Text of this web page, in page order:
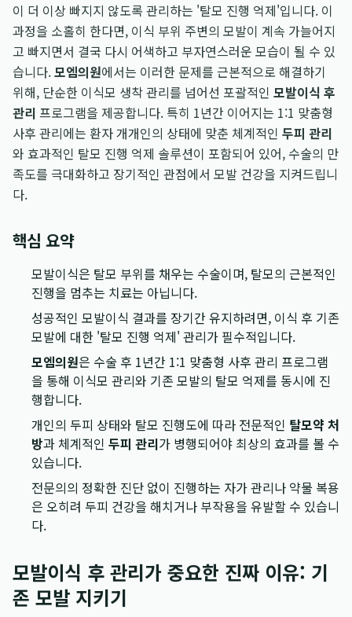
이 더 이상 빠지지 않도록 관리하는 '탈모 진행 억제'입니다. 이
과정을 소홀히 한다면, 이식 부위 주변의 모발이 계속 가늘어지
고 빠지면서 결국 다시 어색하고 부자연스러운 모습이 될 수 있
습니다.모엠의원에서는 이러한 문제를 근본적으로 해결하기
위해, 단순한 이식모 생착 관리를 넘어선 포괄적인 모발이식 후
관리 프로그램을 제공합니다. 특히 1년간 이어지는 1:1 맞춤형
사후 관리에는 환자 개개인의 상태에 맞춘 체계적인 두피 관리
와 효과적인 탈모 진행 억제 솔루션이 포함되어 있어, 수술의 만
족도를 극대화하고 장기적인 관점에서 모발 건강을 지켜드립니
다.
핵심 요약
모발이식은 탈모 부위를 채우는 수술이며, 탈모의 근본적인
진행을 멈추는 치료는 아닙니다.
성공적인 모발이식 결과를 장기간 유지하려면, 이식 후 기존
모발에 대한 '탈모 진행 억제' 관리가 필수적입니다.
모엠의원은 수술 후 1년간 1:1 맞춤형 사후 관리 프로그램
을 통해 이식모 관리와 기존 모발의 탈모 억제를 동시에 진
행합니다.
개인의 두피 상태와 탈모 진행도에 따라 전문적인 탈모약 처
방과 체계적인 두피 관리가 병행되어야 최상의 효과를 볼 수
있습니다.
전문의의 정확한 진단 없이 진행하는 자가 관리나 약물 복용
은 오히려 두피 건강을 해치거나 부작용을 유발할 수 있습니
다.
모발이식 후 관리가 중요한 진짜 이유: 기
존 모발 지키기